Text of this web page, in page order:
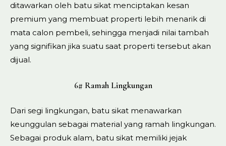
ditawarkan oleh batu sikat menciptakan kesan
premium yang membuat properti lebih menarik di
mata calon pembeli, sehingga menjadi nilai tambah
yang signifikan jika suatu saat properti tersebut akan
dijual.
6# Ramah Lingkungan
Dari segi lingkungan, batu sikat menawarkan
keunggulan sebagai material yang ramah lingkungan.
Sebagai produk alam, batu sikat memiliki jejak